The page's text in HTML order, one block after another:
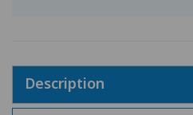
Description